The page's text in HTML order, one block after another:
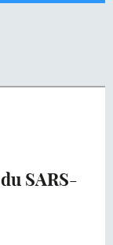
SARS-